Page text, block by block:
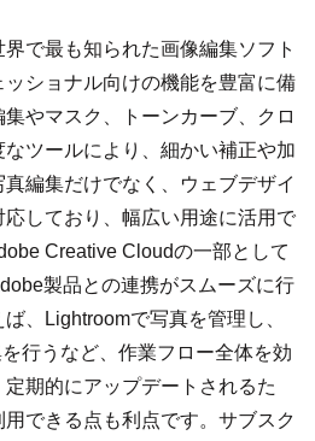
で最も知られた画像編集ソフト
ショナル向けの機能を豊富に備
やマスク、トーンカーブ、クロ
ツールにより、細かい補正や加
編集だけでなく、ウェブデザイ
しており、幅広い用途に活用で
Creative Cloudの一部として
製品との連携がスムーズに行
、Lightroomで写真を管理し、
行うなど、作業フロー全体を効
期的にアップデートされるた
できる点も利点です。サブスク